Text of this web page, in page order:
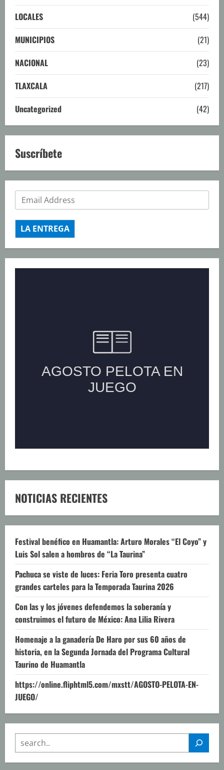
LOCALES
(544)
MUNICIPIOS
(21)
NACIONAL
(23)
TLAXCALA
(217)
Uncategorized
(42)
Suscríbete
LA ENTREGA
NOTICIAS RECIENTES
Festival benéfico en Huamantla: Arturo Morales “El Coyo” y
Luis Sol salen a hombros de “La Taurina”
Pachuca se viste de luces: Feria Toro presenta cuatro
grandes carteles para la Temporada Taurina 2026
Con las y los jóvenes defendemos la soberanía y
construimos el futuro de México: Ana Lilia Rivera
Homenaje a la ganadería De Haro por sus 60 años de
historia, en la Segunda Jornada del Programa Cultural
Taurino de Huamantla
https://online.fliphtml5.com/mxstt/AGOSTO-PELOTA-EN-
JUEGO/
SEARCH